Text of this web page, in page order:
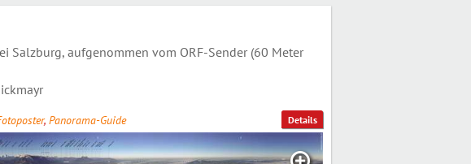
Details
Salzburg, aufgenommen vom ORF-Sender (60 Meter
, Panorama-Guide